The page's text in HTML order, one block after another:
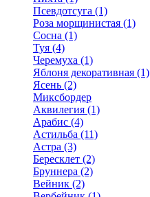
Псевдотсуга (1)
Роза морщинистая (1)
Сосна (1)
Туя (4)
Черемуха (1)
Яблоня декоративная (1)
Ясень (2)
Миксбордер
Аквилегия (1)
Арабис (4)
Астильба (11)
Астра (3)
Бересклет (2)
Бруннера (2)
Вейник (2)